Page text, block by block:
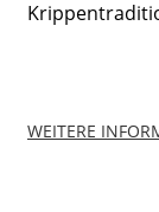
WEITERE